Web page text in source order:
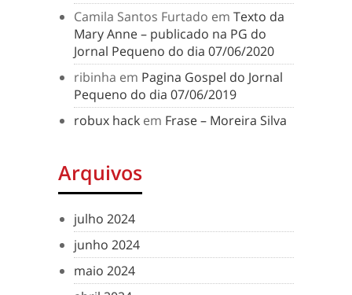
Camila Santos Furtado em Texto da
Mary Anne – publicado na PG do
Jornal Pequeno do dia 07/06/2020
ribinha em Pagina Gospel do Jornal
Pequeno do dia 07/06/2019
robux hack em Frase – Moreira Silva
Arquivos
julho 2024
junho 2024
maio 2024